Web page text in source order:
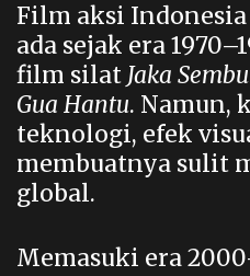
Film aksi
ada sejak era
film silatJaka
Gua Hantu. Namun,
teknologi, efek
membuatnya sulit
global.
Memasuki era